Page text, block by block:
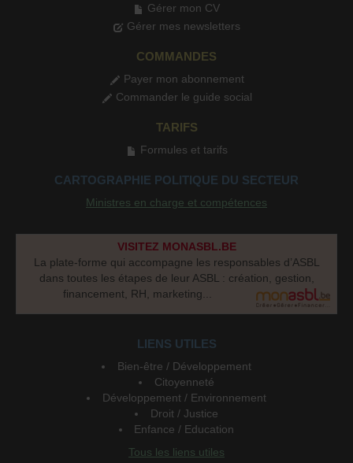
Gérer mon CV
Gérer mes newsletters
COMMANDES
Payer mon abonnement
Commander le guide social
TARIFS
Formules et tarifs
CARTOGRAPHIE POLITIQUE DU SECTEUR
Ministres en charge et compétences
VISITEZ MONASBL.BE
La plate-forme qui accompagne les responsables d’ASBL
dans toutes les étapes de leur ASBL : création, gestion,
financement, RH, marketing...
LIENS UTILES
Bien-être / Développement
Citoyenneté
Développement / Environnement
Droit / Justice
Enfance / Education
Tous les liens utiles